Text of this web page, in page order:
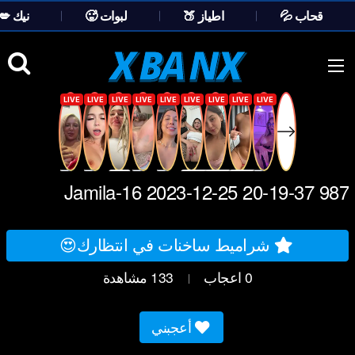
💦 قحاب 🍑 اطياز 🥵 لبوات
💋 نيك
content
Jamila-16 2023-12-25 20-19-37 987
شراميط ساخنات في انتظارك😍
133 مشاهدة | 0 اعجاب
أعجبني